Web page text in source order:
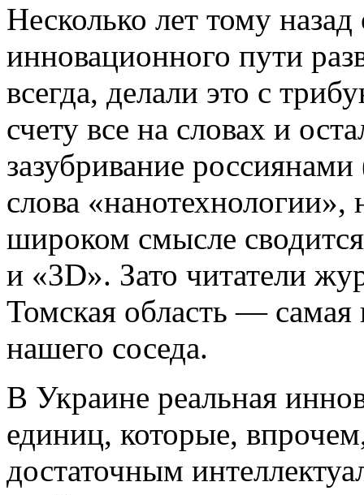
Несколько лет тому
инновационного пути
всегда, делали это с
счету все на словах и
зазубривание
слова
широком смысле
и «3D». Зато читатели
Томская область — самая
нашего соседа.
В Украине реальная
единиц, которые,
достаточным